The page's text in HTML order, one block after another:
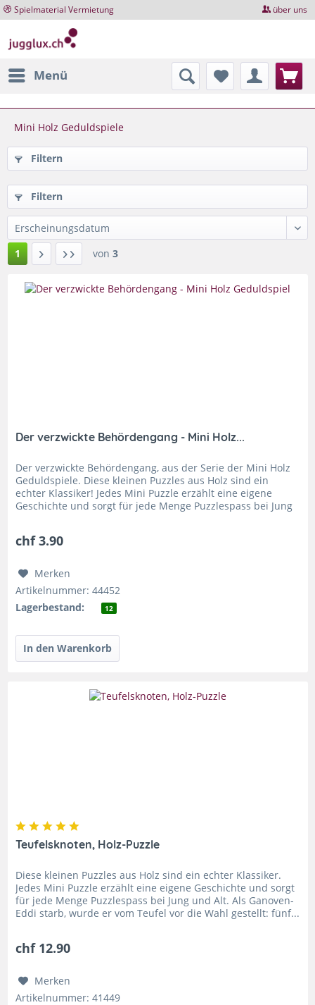
Spielmaterial Vermietung über uns
Menü
Mini Holz Geduldspiele
Filtern
Filtern
1 von 3
Der verzwickte Behördengang - Mini Holz...
Der verzwickte Behördengang, aus der Serie der Mini Holz
Geduldspiele. Diese kleinen Puzzles aus Holz sind ein
echter Klassiker! Jedes Mini Puzzle erzählt eine eigene
Geschichte und sorgt für jede Menge Puzzlespass bei Jung
chf 3.90
Merken
Artikelnummer: 44452
Lagerbestand:
12
Teufelsknoten, Holz-Puzzle
Diese kleinen Puzzles aus Holz sind ein echter Klassiker.
Jedes Mini Puzzle erzählt eine eigene Geschichte und sorgt
für jede Menge Puzzlespass bei Jung und Alt. Als Ganoven-
Eddi starb, wurde er vom Teufel vor die Wahl gestellt: fünf...
chf 12.90
Merken
Artikelnummer: 41449